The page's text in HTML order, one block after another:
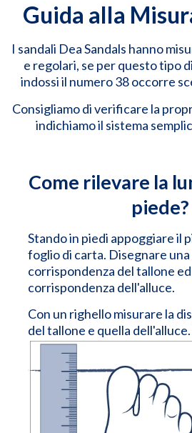
Guida alla
I sandali Dea Sandals hanno
e regolari, se per questo tipo
indossi il numero 38 occorre
Consigliamo di verificare la
indichiamo il sistema
Come rilevare la
piede?
Stando in piedi appoggiare il
foglio di carta. Disegnare
corrispondenza del tallone
corrispondenza dell'alluce.
Con un righello misurare la
del tallone e quella